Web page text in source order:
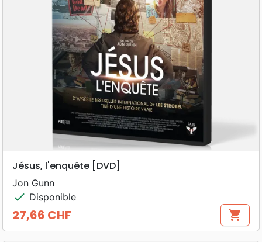
Jésus, l'enquête [DVD]
Jon Gunn
check Disponible
Prix
27,66 CHF shopping_cart